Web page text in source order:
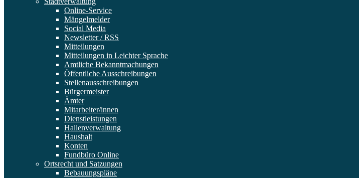
Online-Service
Mängelmelder
Social Media
Newsletter / RSS
Mitteilungen
Mitteilungen in Leichter Sprache
Amtliche Bekanntmachungen
Öffentliche Ausschreibungen
Stellenausschreibungen
Bürgermeister
Ämter
Mitarbeiter/innen
Dienstleistungen
Hallenverwaltung
Haushalt
Konten
Fundbüro Online
Ortsrecht und Satzungen
Bebauungspläne